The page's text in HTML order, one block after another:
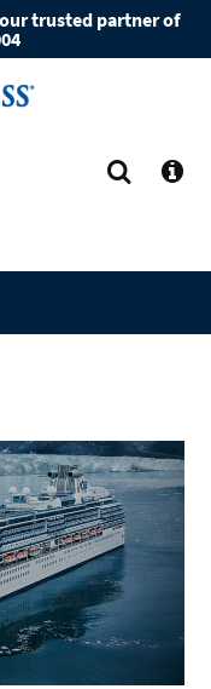
trusted partner of